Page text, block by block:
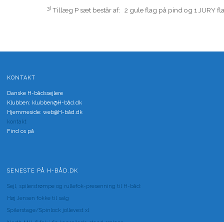
3)Tillæg P sæt består af: 2 gule flag på pind og 1 JURY
KONTAKT
Danske H-bådssejlere
Klubben: klubben@H-båd.dk
Hjemmeside: web@H-båd.dk
kontakt
Find os på
SENESTE PÅ H-BÅD.DK
Sejl, spilerstrømpe og rullefok-presenning til H-båd:
Høj Jensen fokke til salg
Spilerstage/Spinlock jollevest xl